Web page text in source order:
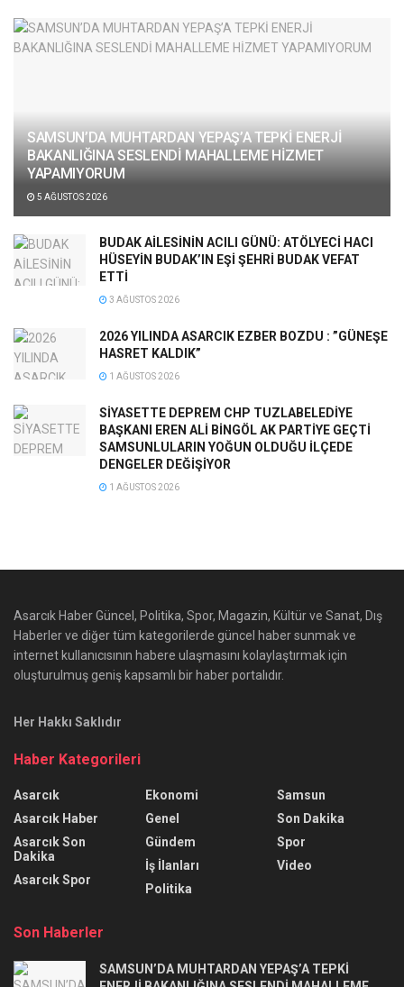
SAMSUN’DA MUHTARDAN YEPAŞ’A TEPKİ ENERJİ
BAKANLIĞINA SESLENDİ MAHALLEME HİZMET
YAPAMIYORUM
5 AĞUSTOS 2026
BUDAK AİLESİNİN ACILI GÜNÜ: ATÖLYECİ HACI
HÜSEYİN BUDAK’IN EŞİ ŞEHRİ BUDAK VEFAT
ETTİ
3 AĞUSTOS 2026
2026 YILINDA ASARCIK EZBER BOZDU : ”GÜNEŞE
HASRET KALDIK”
1 AĞUSTOS 2026
SİYASETTE DEPREM CHP TUZLABELEDİYE
BAŞKANI EREN ALİ BİNGÖL AK PARTİYE GEÇTİ
SAMSUNLULARIN YOĞUN OLDUĞU İLÇEDE
DENGELER DEĞİŞİYOR
1 AĞUSTOS 2026
Asarcık Haber Güncel, Politika, Spor, Magazin, Kültür ve Sanat, Dış
Haberler ve diğer tüm kategorilerde güncel haber sunmak ve
internet kullanıcısının habere ulaşmasını kolaylaştırmak için
oluşturulmuş geniş kapsamlı bir haber portalıdır.
Her Hakkı Saklıdır
Haber Kategorileri
Asarcık
Asarcık Haber
Asarcık Son
Dakika
Asarcık Spor
Ekonomi
Genel
Gündem
İş İlanları
Politika
Samsun
Son Dakika
Spor
Video
Son Haberler
SAMSUN’DA MUHTARDAN YEPAŞ’A TEPKİ